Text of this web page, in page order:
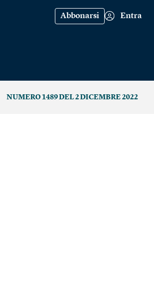
Abbonarsi Entra
NUMERO 1489 DEL 2 DICEMBRE 2022